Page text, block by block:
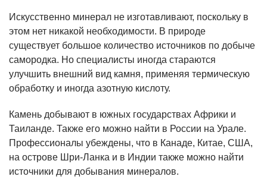
Искусственно минерал не изготавливают, поскольку в
этом нет никакой необходимости. В природе
существует большое количество источников по добыче
самородка. Но специалисты иногда стараются
улучшить внешний вид камня, применяя термическую
обработку и иногда азотную кислоту.
Камень добывают в южных государствах Африки и
Таиланде. Также его можно найти в России на Урале.
Профессионалы убеждены, что в Канаде, Китае, США,
на острове Шри-Ланка и в Индии также можно найти
источники для добывания минералов.